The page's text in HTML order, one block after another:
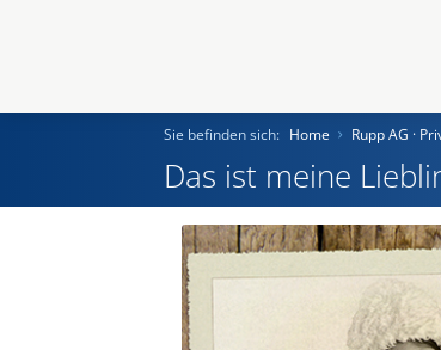
Home
Einst und Heute
Marken
Sie befinden sich: Home Rupp AG ·
Das ist meine